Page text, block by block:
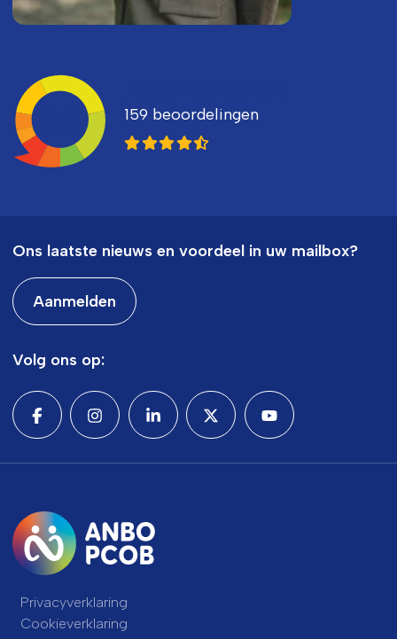
159 beoordelingen
Ons laatste nieuws en voordeel in uw mailbox?
Aanmelden
Volg ons op:
Privacyverklaring
Cookieverklaring